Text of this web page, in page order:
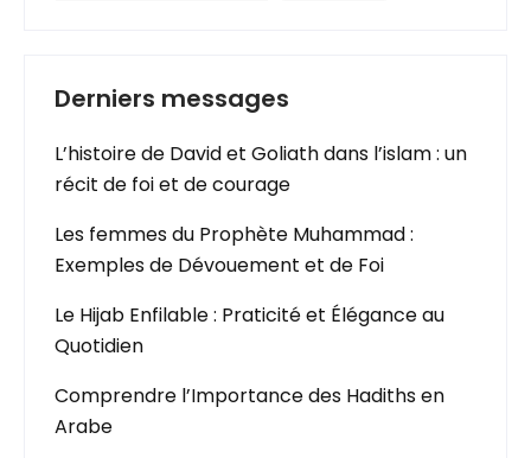
Derniers messages
L’histoire de David et Goliath dans l’islam : un
récit de foi et de courage
Les femmes du Prophète Muhammad :
Exemples de Dévouement et de Foi
Le Hijab Enfilable : Praticité et Élégance au
Quotidien
Comprendre l’Importance des Hadiths en
Arabe